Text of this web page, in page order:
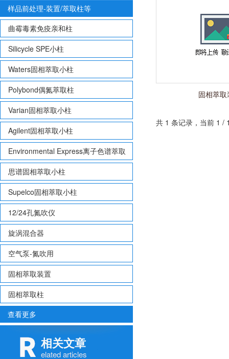
样品前处理-装置/萃取柱等
曲霉毒素免疫亲和柱
Silicycle SPE小柱
Waters固相萃取小柱
Polybond偶氮萃取柱
Varian固相萃取小柱
Agilent固相萃取小柱
Environmental Express离子色谱萃取
柱
思谱固相萃取小柱
Supelco固相萃取小柱
12/24孔氮吹仪
旋涡混合器
空气泵-氮吹用
固相萃取装置
固相萃取柱
查看更多
相关文章
elated articles
固相萃
共 1 条记录，当前 1